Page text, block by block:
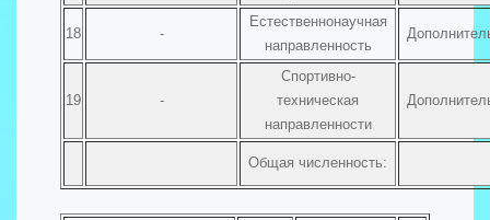
18 -
Естественнонаучная
направленность
19 -
Спортивно-
техническая
направленности
Общая численность: